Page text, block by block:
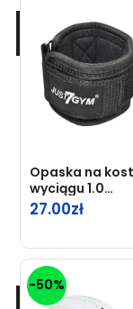
Opaska na
wyciągu 1.0
Professional
27.00
-50%